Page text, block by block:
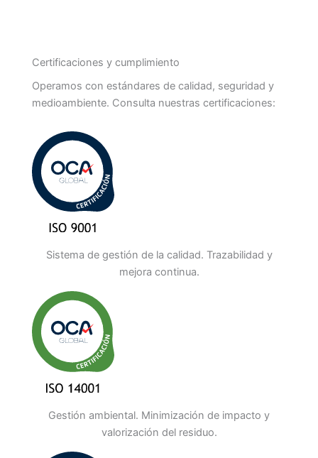
Certificaciones y cumplimiento
Operamos con estándares de calidad, seguridad y
medioambiente. Consulta nuestras certificaciones:
Sistema de gestión de la calidad. Trazabilidad y
mejora continua.
Gestión ambiental. Minimización de impacto y
valorización del residuo.